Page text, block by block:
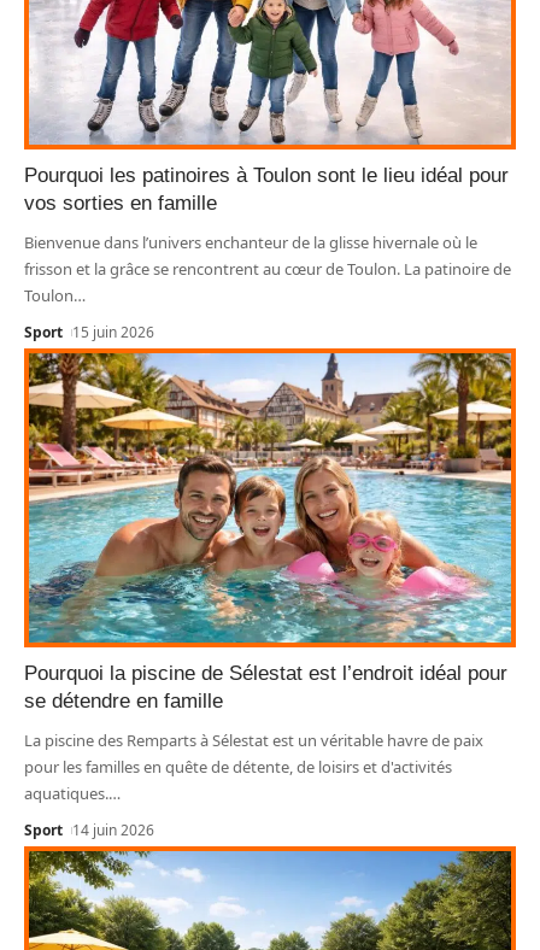
Pourquoi les patinoires à Toulon sont le lieu idéal pour
vos sorties en famille
Bienvenue dans l’univers enchanteur de la glisse hivernale où le
frisson et la grâce se rencontrent au cœur de Toulon. La patinoire de
Toulon…
Sport 15 juin 2026
Pourquoi la piscine de Sélestat est l’endroit idéal pour
se détendre en famille
La piscine des Remparts à Sélestat est un véritable havre de paix
pour les familles en quête de détente, de loisirs et d'activités
aquatiques.…
Sport 14 juin 2026